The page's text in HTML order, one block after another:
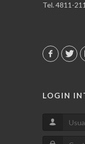
Tel. 4811-
LOGIN